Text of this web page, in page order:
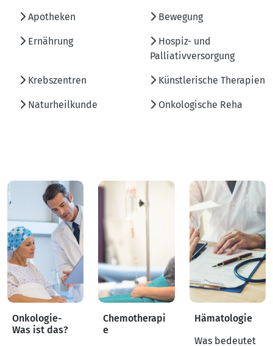
Apotheken Bewegung
Ernährung
Hospiz- und
Palliativversorgung
Krebszentren Künstlerische Therapien
Naturheilkunde Onkologische Reha
Onkologie-
Was ist das?
Chemotherapi
e
Hämatologie
Was bedeutet